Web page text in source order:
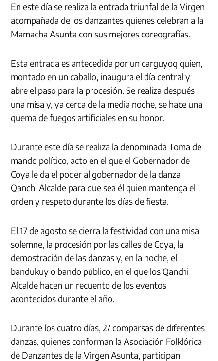
En este día se realiza la entrada triunfal de la Virgen
acompañada de los danzantes quienes celebran a la
Mamacha Asunta con sus mejores coreografías.
Esta entrada es antecedida por un carguyoq quien,
montado en un caballo, inaugura el día central y
abre el paso para la procesión. Se realiza después
una misa y, ya cerca de la media noche, se hace una
quema de fuegos artificiales en su honor.
Durante este día se realiza la denominada Toma de
mando político, acto en el que el Gobernador de
Coya le da el poder al gobernador de la danza
Qanchi Alcalde para que sea él quien mantenga el
orden y respeto durante los días de fiesta.
El 17 de agosto se cierra la festividad con una misa
solemne, la procesión por las calles de Coya, la
demostración de las danzas y, en la noche, el
bandukuy o bando público, en el que los Qanchi
Alcalde hacen un recuento de los eventos
acontecidos durante el año.
Durante los cuatro días, 27 comparsas de diferentes
danzas, quienes conforman la Asociación Folklórica
de Danzantes de la Virgen Asunta, participan